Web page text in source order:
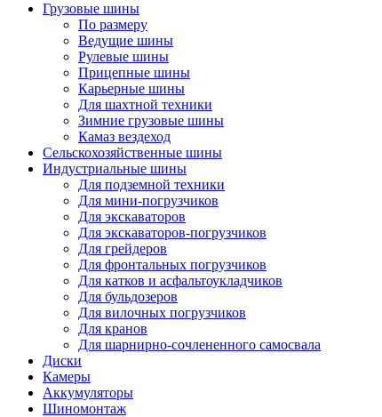
Грузовые шины
По размеру
Ведущие шины
Рулевые шины
Прицепные шины
Карьерные шины
Для шахтной техники
Зимние грузовые шины
Камаз вездеход
Сельскохозяйственные шины
Индустриальные шины
Для подземной техники
Для мини-погрузчиков
Для экскаваторов
Для экскаваторов-погрузчиков
Для грейдеров
Для фронтальных погрузчиков
Для катков и асфальтоукладчиков
Для бульдозеров
Для вилочных погрузчиков
Для кранов
Для шарнирно-сочлененного самосвала
Диски
Камеры
Аккумуляторы
Шиномонтаж